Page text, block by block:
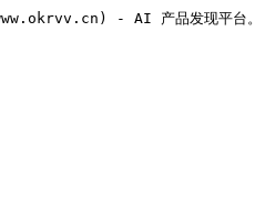
- AI 产品发现平台。